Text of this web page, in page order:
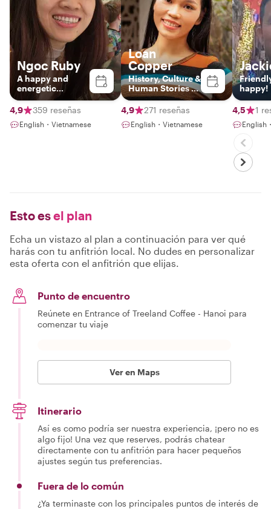
Ngoc Ruby
A happy and
energetic
Hanoian
4,9
359 reseñas
English・Vietnamese
Loan
Copper
History, Culture &
Human Stories of
Vietnam
4,9
271 reseñas
English・Vietnamese
happy!
4,5 1
English
Esto esel plan
Echa un vistazo al plan a continuación para ver qué
harás con tu anfitrión local. No dudes en personalizar
esta oferta con el anfitrión que elijas.
Punto de encuentro
Reúnete en Entrance of Treeland Coffee - Hanoi para
comenzar tu viaje
Ver en Maps
Itinerario
Así es como podría ser nuestra experiencia, ¡pero no es
algo fijo! Una vez que reserves, podrás chatear
directamente con tu anfitrión para hacer pequeños
ajustes según tus preferencias.
Fuera de lo común
¿Ya terminaste con los principales puntos de interés de